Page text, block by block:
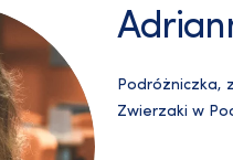
Podróżniczka,
Zwierzaki w